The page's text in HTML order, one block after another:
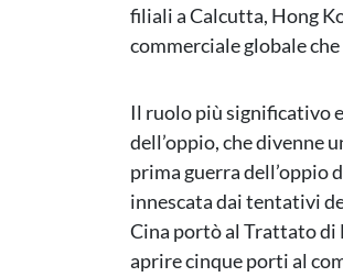
filiali a Calcutta, Hong
commerciale globale
Il ruolo più significativo
dell’oppio, che divenne
prima guerra dell’oppio
innescata dai tentativi
Cina portò al Trattato di
aprire cinque porti al